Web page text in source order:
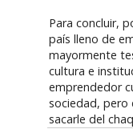
Para concluir,
país lleno de
mayormente
cultura e
emprendedor
sociedad,
sacarle del